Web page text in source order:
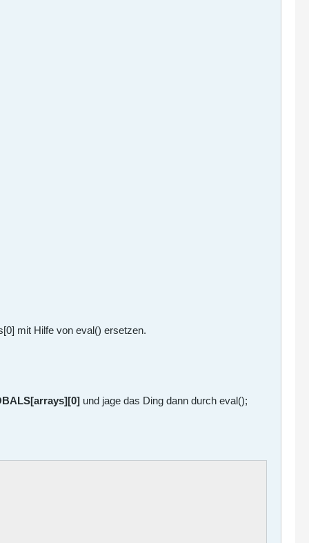
mit Hilfe von eval() ersetzen.
und jage das Ding dann durch eval();